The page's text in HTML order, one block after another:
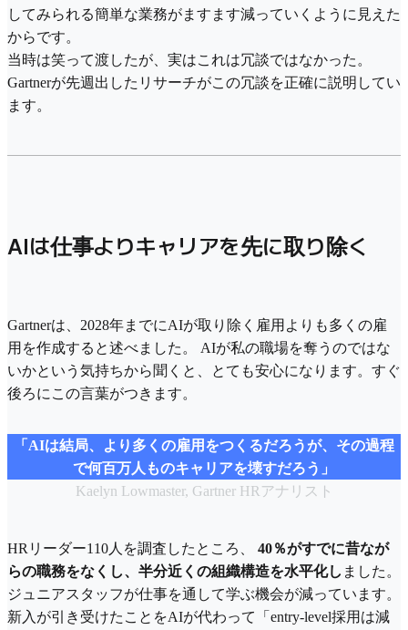
してみられる簡単な業務がますます減っていくように見えた
からです。
当時は笑って渡したが、実はこれは冗談ではなかった。
Gartnerが先週出したリサーチがこの冗談を正確に説明してい
ます。
AIは仕事よりキャリアを先に取り除く
Gartnerは、2028年までにAIが取り除く雇用よりも多くの雇
用を作成すると述べました。 AIが私の職場を奪うのではな
いかという気持ちから聞くと、とても安心になります。すぐ
後ろにこの言葉がつきます。
「AIは結局、より多くの雇用をつくるだろうが、その過程
で何百万人ものキャリアを壊すだろう」
Kaelyn Lowmaster, Gartner HRアナリスト
HRリーダー110人を調査したところ、 40％がすでに昔なが
らの職務をなくし、半分近くの組織構造を水平化し ました。
ジュニアスタッフが仕事を通して学ぶ機会が減っています。
新入が引き受けたことをAIが代わって「entry-level採用は減